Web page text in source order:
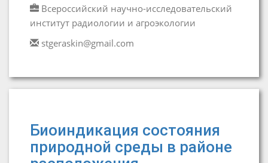
Всероссийский научно-исследовательский
институт радиологии и агроэкологии
stgeraskin@gmail.com
Биоиндикация состояния
природной среды в районе